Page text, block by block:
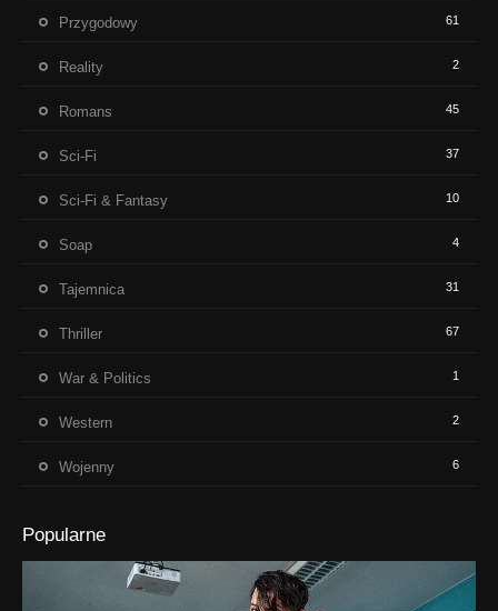
Przygodowy 61
Reality 2
Romans 45
Sci-Fi 37
Sci-Fi & Fantasy 10
Soap 4
Tajemnica 31
Thriller 67
War & Politics 1
Western 2
Wojenny 6
Popularne